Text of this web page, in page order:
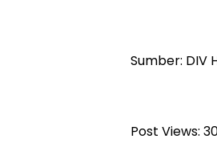
Sumber: DIV
Post Views: